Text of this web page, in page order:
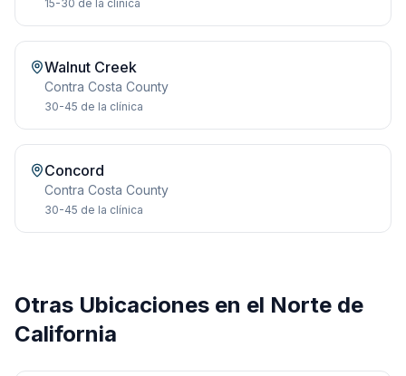
15-30 de la clínica
Walnut Creek
Contra Costa County
30-45 de la clínica
Concord
Contra Costa County
30-45 de la clínica
Otras Ubicaciones en el Norte de
California